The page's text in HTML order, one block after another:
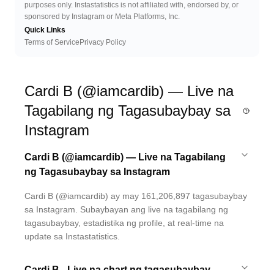
purposes only. Instastatistics is not affiliated with, endorsed by, or
sponsored by Instagram or Meta Platforms, Inc.
Quick Links
Terms of Service Privacy Policy
Cardi B (@iamcardib) — Live na
Tagabilang ng Tagasubaybay sa
Instagram
Cardi B (@iamcardib) — Live na Tagabilang
ng Tagasubaybay sa Instagram
Cardi B (@iamcardib) ay may 161,206,897 tagasubaybay
sa Instagram. Subaybayan ang live na tagabilang ng
tagasubaybay, estadistika ng profile, at real-time na
update sa Instastatistics.